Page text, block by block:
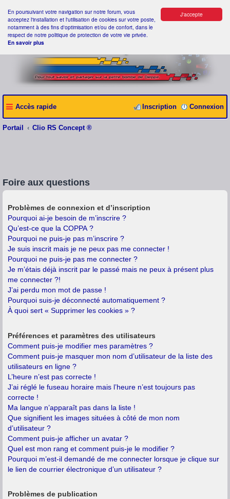
J'accepte
En poursuivant votre navigation sur notre forum, vous
acceptez l'installation et l'utilisation de cookies sur votre poste,
notamment à des fins d'optimisation et/ou de confort, dans le
respect de notre politique de protection de votre vie privée.
En savoir plus
Accès rapide Connexion
Inscription
Portail Clio RS Concept ®
Foire aux questions
Problèmes de connexion et d’inscription
Pourquoi ai-je besoin de m’inscrire ?
Qu’est-ce que la COPPA ?
Pourquoi ne puis-je pas m’inscrire ?
Je suis inscrit mais je ne peux pas me connecter !
Pourquoi ne puis-je pas me connecter ?
Je m’étais déjà inscrit par le passé mais ne peux à présent plus
me connecter ?!
J’ai perdu mon mot de passe !
Pourquoi suis-je déconnecté automatiquement ?
À quoi sert « Supprimer les cookies » ?
Préférences et paramètres des utilisateurs
Comment puis-je modifier mes paramètres ?
Comment puis-je masquer mon nom d’utilisateur de la liste des
utilisateurs en ligne ?
L’heure n’est pas correcte !
J’ai réglé le fuseau horaire mais l’heure n’est toujours pas
correcte !
Ma langue n’apparaît pas dans la liste !
Que signifient les images situées à côté de mon nom
d’utilisateur ?
Comment puis-je afficher un avatar ?
Quel est mon rang et comment puis-je le modifier ?
Pourquoi m’est-il demandé de me connecter lorsque je clique sur
le lien de courrier électronique d’un utilisateur ?
Problèmes de publication